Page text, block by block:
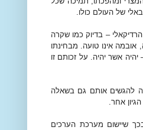
של העולם כולו.
– בדיוק כמו שקרה
אובמה אינו טועה. מבחינתו
אשר יהיה. על זכותם זו
להגשים אותם גם בשאלה
אחר.
שיישום מערכת הערכים